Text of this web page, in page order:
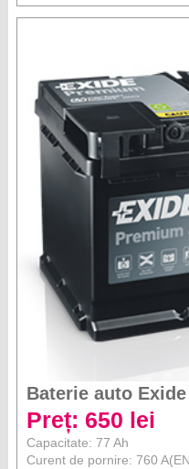
Baterie auto
Preț: 650 lei
Capacitate: 77 Ah
Curent de pornire: 760